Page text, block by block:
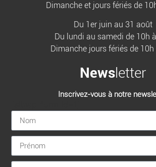
Dimanche et jours fériés de
Du 1er juin au 31 août
Du lundi au samedi de 10h
Dimanche jours fériés de 10h
Newsletter
Inscrivez-vous à notre